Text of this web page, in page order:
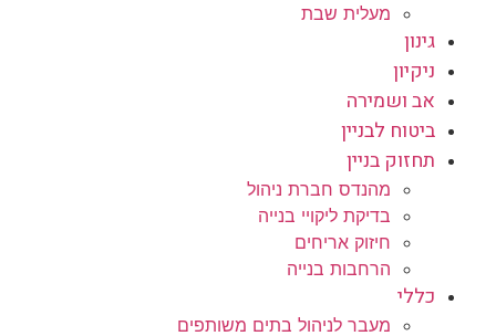
מעלית שבת
גינון
ניקיון
אב ושמירה
ביטוח לבניין
תחזוק בניין
מהנדס חברת ניהול
בדיקת ליקויי בנייה
חיזוק אריחים
הרחבות בנייה
כללי
מעבר לניהול בתים משותפים